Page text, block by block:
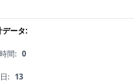
データ:
間: 0
: 13